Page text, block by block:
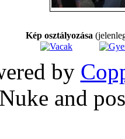
Kép osztályozása
by
and